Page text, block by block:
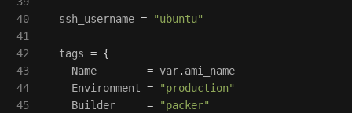
40
41
42
43
44
45
ssh_username = "ubuntu"
tags = {
Name
= var. ami_name
Environment =
"production"
Builder
=
"packer"